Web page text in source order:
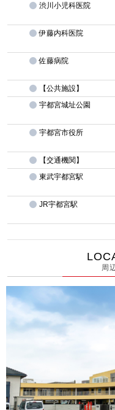
渋川小児科医院
伊藤内科医院
佐藤病院
【公共施設】
宇都宮城址公園
宇都宮市役所
【交通機関】
東武宇都宮駅
JR宇都宮駅
周